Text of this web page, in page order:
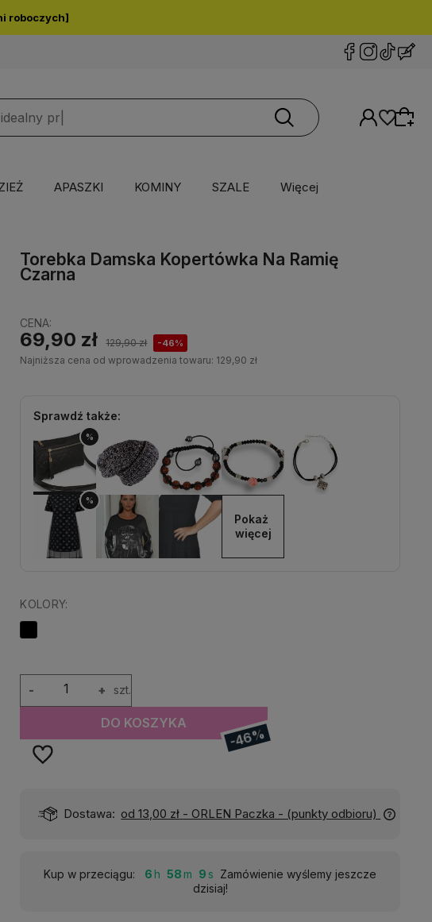
APASZKI KOMINY SZALE Więcej
Torebka Damska Kopertówka Na Ramię
Czarna
CENA:
69,90 zł 129,90 zł -46%
Najniższa cena od wprowadzenia towaru: 129,90 zł
Sprawdź także:
%
%
Pokaż
więcej
KOLORY:
+
- szt.
DO KOSZYKA
-46%
Wyślemy do Ciebie w: 24 godziny
Kup w przeciągu: 6 58 7
Zamówienie wyślemy jeszcze
dzisiaj!